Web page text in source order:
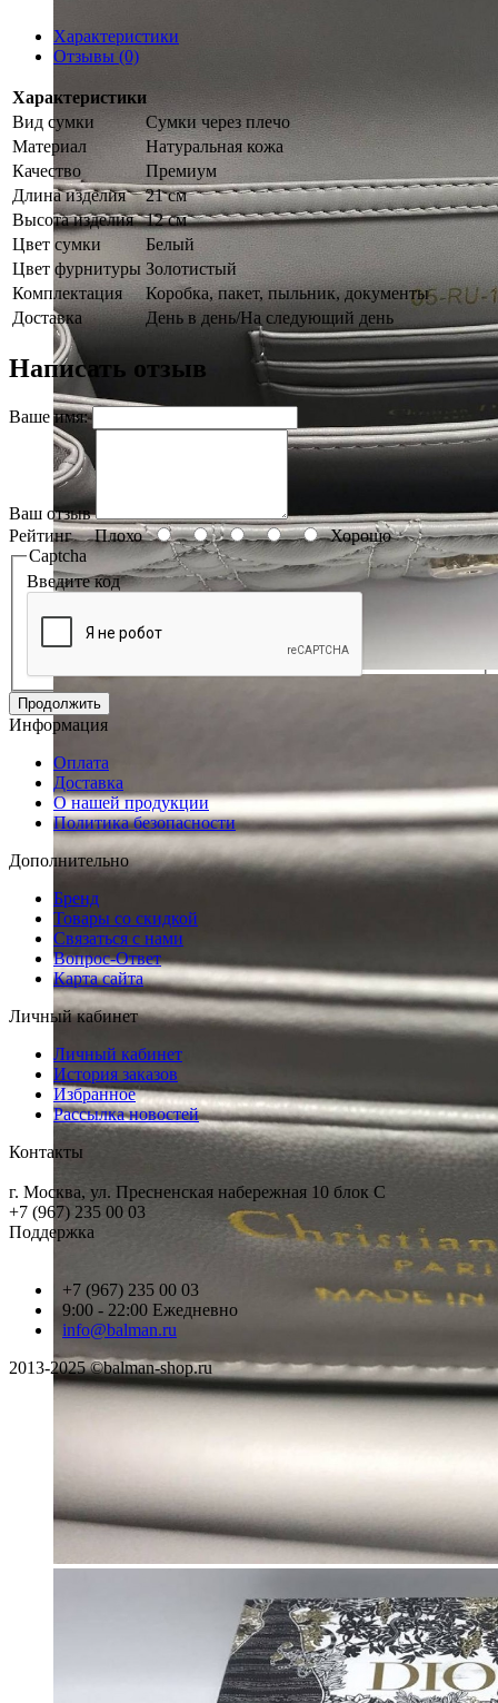
Характеристики
Отзывы (0)
Характеристики
Вид сумки
Сумки через плечо
Материал
Натуральная кожа
Качество
Премиум
Длина изделия
21 см
Высота изделия
12 см
Цвет сумки
Белый
Цвет фурнитуры Золотистый
Комплектация
Коробка, пакет, пыльник, документы
Доставка
День в день/На следующий день
Написать отзыв
Ваше имя:
Ваш отзыв
РейтингПлохо
Хорошо
Captcha
Введите код
Продолжить
Информация
Оплата
Доставка
О нашей продукции
Политика безопасности
Дополнительно
Бренд
Товары со скидкой
Связаться с нами
Вопрос-Ответ
Карта сайта
Личный кабинет
Личный кабинет
История заказов
Избранное
Рассылка новостей
Контакты
г. Москва, ул. Пресненская набережная 10 блок С
+7 (967) 235 00 03
Поддержка
+7 (967) 235 00 03
9:00 - 22:00 Ежедневно
info@balman.ru
2013-2025 ©balman-shop.ru